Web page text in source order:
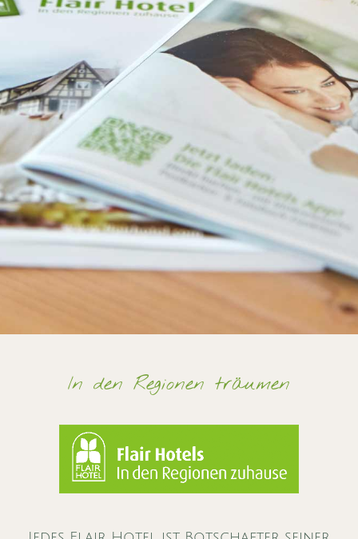
In den Regionen träumen